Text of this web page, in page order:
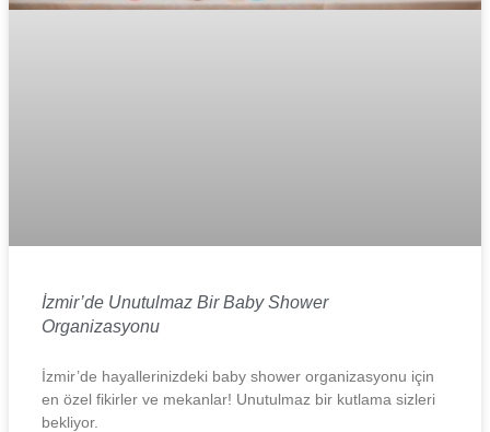
İzmir’de Unutulmaz Bir Baby Shower
Organizasyonu
İzmir’de hayallerinizdeki baby shower organizasyonu için
en özel fikirler ve mekanlar! Unutulmaz bir kutlama sizleri
bekliyor.